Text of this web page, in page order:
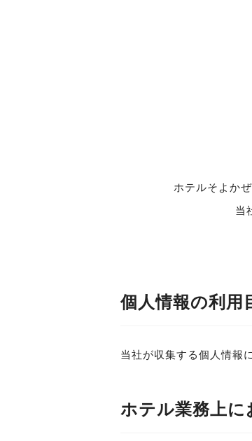
ホテルそよか
当
個人情報の利用
当社が収集する個人情報
ホテル業務上に